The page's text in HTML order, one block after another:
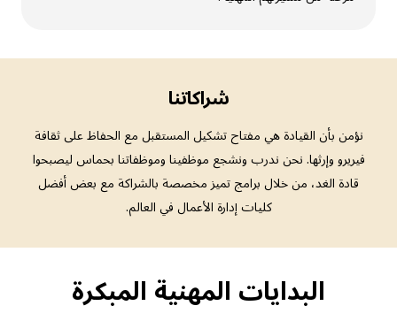
شراكاتنا
نؤمن بأن القيادة هي مفتاح تشكيل المستقبل مع الحفاظ على ثقافة
فيريرو وإرثها. نحن ندرب ونشجع موظفينا وموظفاتنا بحماس ليصبحوا
قادة الغد، من خلال برامج تميز مخصصة بالشراكة مع بعض أفضل
كليات إدارة الأعمال في العالم.
البدايات المهنية المبكرة